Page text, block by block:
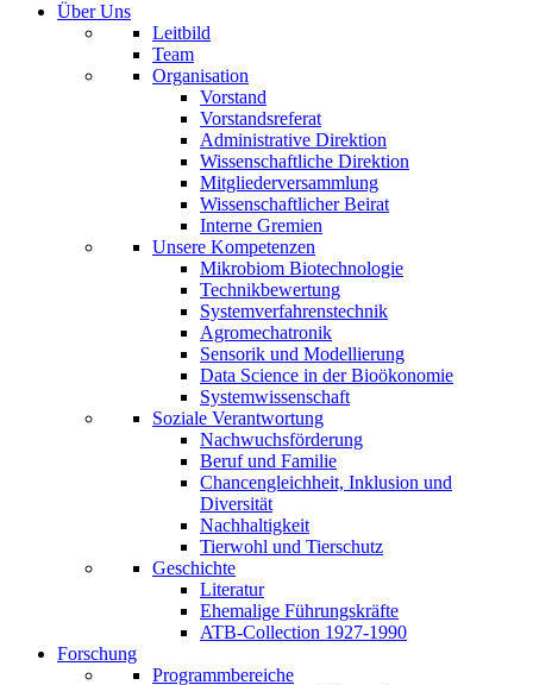
Über Uns
Leitbild
Team
Organisation
Vorstand
Vorstandsreferat
Administrative Direktion
Wissenschaftliche Direktion
Mitgliederversammlung
Wissenschaftlicher Beirat
Interne Gremien
Unsere Kompetenzen
Mikrobiom Biotechnologie
Technikbewertung
Systemverfahrenstechnik
Agromechatronik
Sensorik und Modellierung
Data Science in der Bioökonomie
Systemwissenschaft
Soziale Verantwortung
Nachwuchsförderung
Beruf und Familie
Chancengleichheit, Inklusion und
Diversität
Nachhaltigkeit
Tierwohl und Tierschutz
Geschichte
Literatur
Ehemalige Führungskräfte
ATB-Collection 1927-1990
Forschung
Programmbereiche